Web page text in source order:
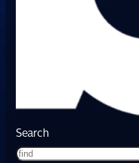
Search